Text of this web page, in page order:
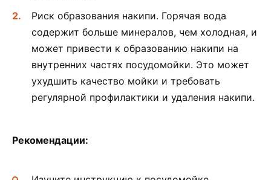
Риск образования накипи. Горячая вода
содержит больше минералов, чем холодная, и
может привести к образованию накипи на
внутренних частях посудомойки. Это может
ухудшить качество мойки и требовать
регулярной профилактики и удаления накипи.
Рекомендации: